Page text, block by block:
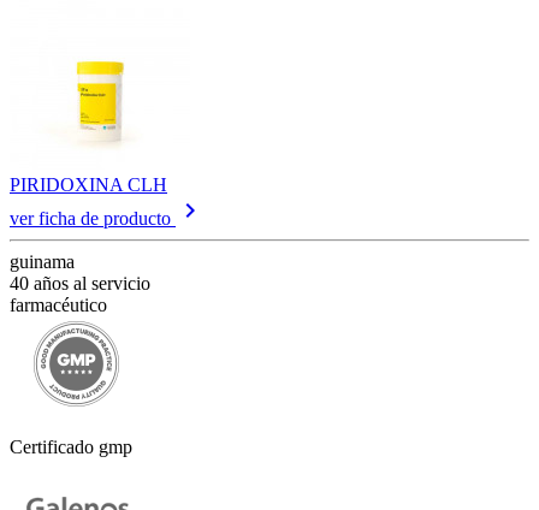
PIRIDOXINA CLH
ver ficha de producto
keyboard_arrow_right
guinama
40 años al servicio
farmacéutico
Certificado gmp